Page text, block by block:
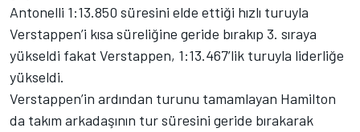
Antonelli 1:13.850 süresini elde ettiği hızlı turuyla
Verstappen’i kısa süreliğine geride bırakıp 3. sıraya
yükseldi fakat Verstappen, 1:13.467’lik turuyla liderliğe
yükseldi.
Verstappen’in ardından turunu tamamlayan Hamilton
da takım arkadaşının tur süresini geride bırakarak